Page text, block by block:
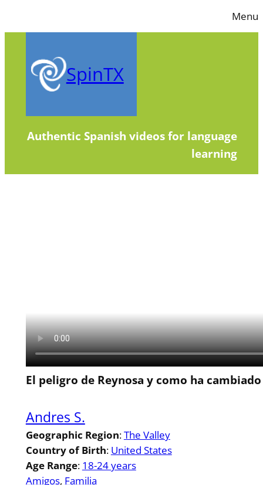
to
Menu
SpinTX
Authentic Spanish videos for language
learning
El peligro de Reynosa y como ha cambiado
Andres S.
Geographic Region:The Valley
Country of Birth: United States
Age Range: 18-24 years
Amigos, Familia